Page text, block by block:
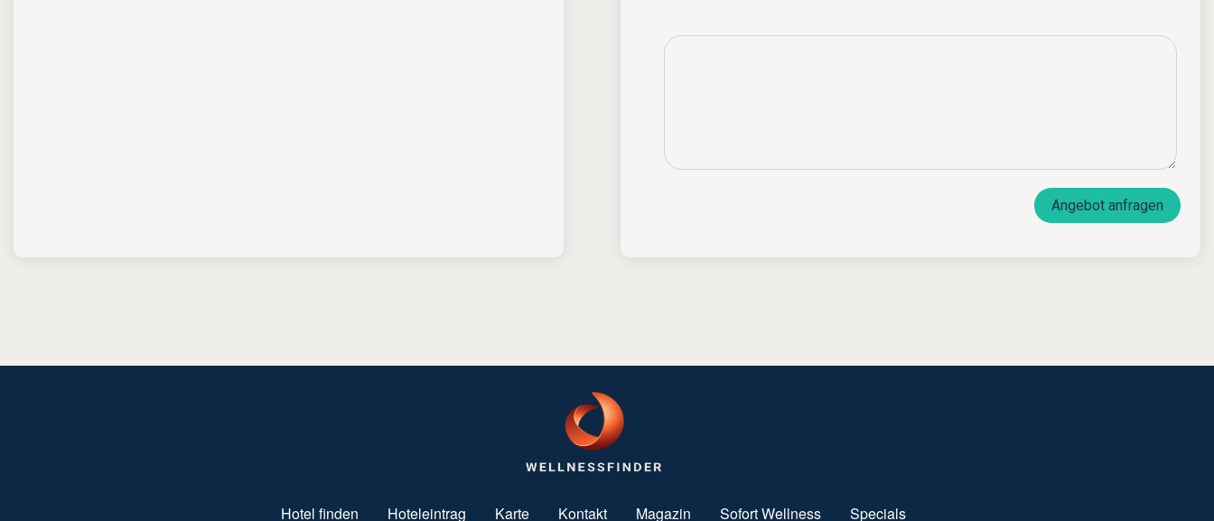
Angebot anfragen
Hotel finden Hoteleintrag Karte Kontakt Magazin Sofort Wellness Specials